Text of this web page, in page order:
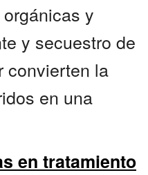
y
y secuestro de
convierten la
en una
en tratamiento